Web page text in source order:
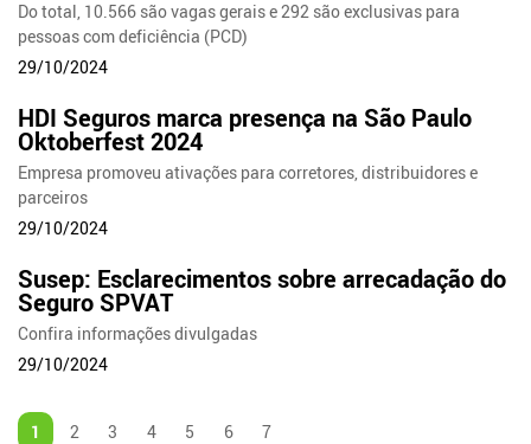
Do total, 10.566 são vagas gerais e 292 são exclusivas para
pessoas com deficiência (PCD)
29/10/2024
HDI Seguros marca presença na São Paulo
Oktoberfest 2024
Empresa promoveu ativações para corretores, distribuidores e
parceiros
29/10/2024
Susep: Esclarecimentos sobre arrecadação do
Seguro SPVAT
Confira informações divulgadas
29/10/2024
1 2 3 4 5 6 7